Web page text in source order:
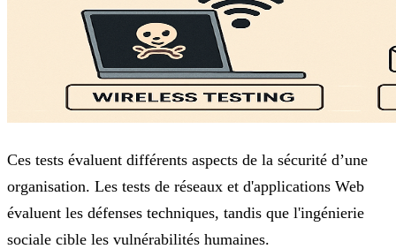
Ces tests évaluent différents aspects de la sécurité d’une
organisation. Les tests de réseaux et d'applications Web
évaluent les défenses techniques, tandis que l'ingénierie
sociale cible les vulnérabilités humaines.